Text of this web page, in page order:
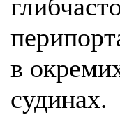
в
судинах.